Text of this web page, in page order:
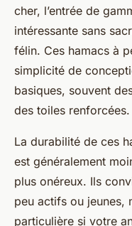
cher, l’entrée de
intéressante sans
félin. Ces hamacs à
simplicité de
basiques, souvent
des toiles renforcées.
La durabilité de ces
est généralement
plus onéreux. Ils
peu actifs ou jeunes,
particulière si votre